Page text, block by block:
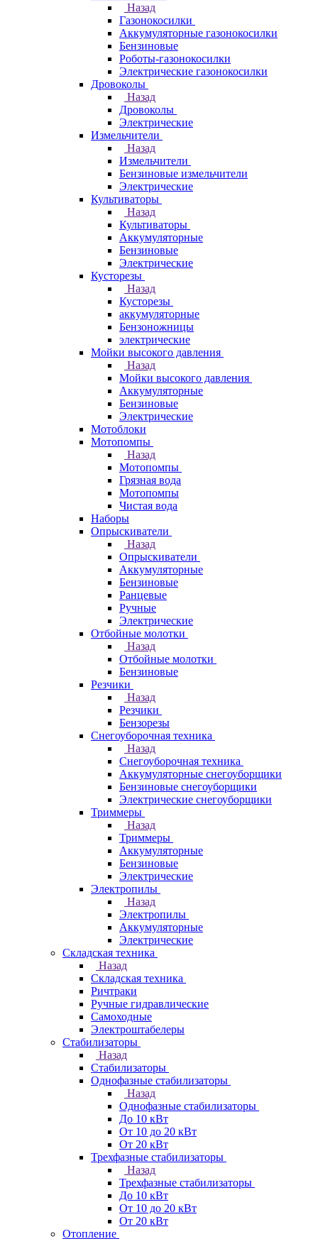
Назад
Газонокосилки
Аккумуляторные газонокосилки
Бензиновые
Роботы-газонокосилки
Электрические газонокосилки
Дровоколы
Назад
Дровоколы
Электрические
Измельчители
Назад
Измельчители
Бензиновые измельчители
Электрические
Культиваторы
Назад
Культиваторы
Аккумуляторные
Бензиновые
Электрические
Кусторезы
Назад
Кусторезы
аккумуляторные
Бензоножницы
электрические
Мойки высокого давления
Назад
Мойки высокого давления
Аккумуляторные
Бензиновые
Электрические
Мотоблоки
Мотопомпы
Назад
Мотопомпы
Грязная вода
Мотопомпы
Чистая вода
Наборы
Опрыскиватели
Назад
Опрыскиватели
Аккумуляторные
Бензиновые
Ранцевые
Ручные
Электрические
Отбойные молотки
Назад
Отбойные молотки
Бензиновые
Резчики
Назад
Резчики
Бензорезы
Снегоуборочная техника
Назад
Снегоуборочная техника
Аккумуляторные снегоуборщики
Бензиновые снегоуборщики
Электрические снегоуборщики
Триммеры
Назад
Триммеры
Аккумуляторные
Бензиновые
Электрические
Электропилы
Назад
Электропилы
Аккумуляторные
Электрические
Складская техника
Назад
Складская техника
Ричтраки
Ручные гидравлические
Самоходные
Электроштабелеры
Стабилизаторы
Назад
Стабилизаторы
Однофазные стабилизаторы
Назад
Однофазные стабилизаторы
До 10 кВт
От 10 до 20 кВт
От 20 кВт
Трехфазные стабилизаторы
Назад
Трехфазные стабилизаторы
До 10 кВт
От 10 до 20 кВт
От 20 кВт
Отопление